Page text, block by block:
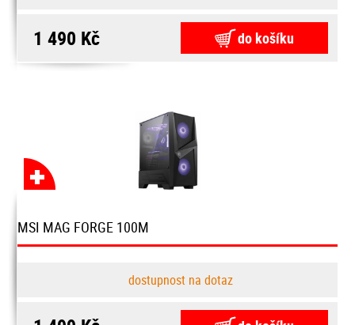
1 490 Kč do košíku
MSI MAG FORGE 100M
dostupnost na dotaz